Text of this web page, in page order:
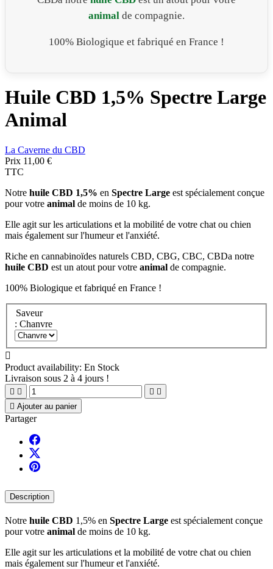
animal de compagnie.
100% Biologique et fabriqué en France !
Huile CBD 1,5% Spectre Large
Animal
La Caverne du CBD
Prix 11,00 €
TTC
Notre huile CBD 1,5% en Spectre Large est spécialement conçue
pour votre animal de moins de 10 kg.
Elle agit sur les articulations et la mobilité de votre chat ou chien
mais également sur l'humeur et l'anxiété.
Riche en cannabinoïdes naturels CBD, CBG, CBC, CBDa notre
huile CBD est un atout pour votre animal de compagnie.
100% Biologique et fabriqué en France !
Saveur
: Chanvre

Product availability: En Stock
Livraison sous 2 à 4 jours !
   
 Ajouter au panier
Partager
Description
Notre huile CBD 1,5% en Spectre Large est spécialement conçue
pour votre animal de moins de 10 kg.
Elle agit sur les articulations et la mobilité de votre chat ou chien
mais également sur l'humeur et l'anxiété.